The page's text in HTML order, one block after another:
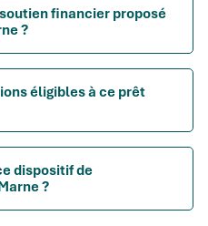
financier proposé
?
éligibles à ce prêt
dispositif de
?